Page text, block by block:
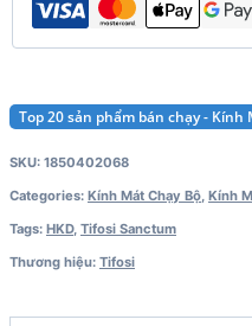
Top 20 sản phẩm bán chạy - Kính
SKU: 1850402068
Categories: Kính Mát Chạy Bộ Kính
Tags: HKD, Tifosi Sanctum
Thương hiệu: Tifosi